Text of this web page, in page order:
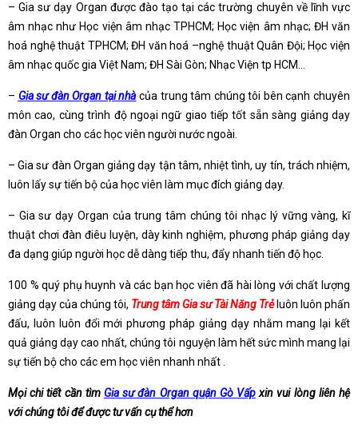
– Gia sư dạy Organ được đào tạo tại các trường chuyên về lĩnh vực
âm nhạc như Học viện âm nhạc TPHCM; Học viện âm nhạc; ĐH văn
hoá nghệ thuật TPHCM; ĐH văn hoá –nghệ thuật Quân Đội; Học viện
âm nhạc quốc gia Việt Nam; ĐH Sài Gòn; Nhạc Viện tp HCM…
– Gia sư đàn Organ tại nhà của trung tâm chúng tôi bên cạnh chuyên
môn cao, cùng trình độ ngoại ngữ giao tiếp tốt sẵn sàng giảng dạy
đàn Organ cho các học viên người nước ngoài.
– Gia sư đàn Organ giảng dạy tận tâm, nhiệt tình, uy tín, trách nhiệm,
luôn lấy sự tiến bộ của học viên làm mục đích giảng dạy.
– Gia sư dạy Organ của trung tâm chúng tôi nhạc lý vững vàng, kĩ
thuật chơi đàn điêu luyện, dày kinh nghiệm, phương pháp giảng dạy
đa dạng giúp người học dễ dàng tiếp thu, đẩy nhanh tiến độ học.
100 % quý phụ huynh và các bạn học viên đã hài lòng với chất lượng
giảng dạy của chúng tôi, Trung tâm Gia sư Tài Năng Trẻ luôn luôn phấn
đấu, luôn luôn đổi mới phương pháp giảng dạy nhằm mang lại kết
quả giảng dạy cao nhất, chúng tôi nguyện làm hết sức mình mang lại
sự tiến bộ cho các em học viên nhanh nhất .
Mọi chi tiết cần tìm Gia sư đàn Organ quận Gò Vấp xin vui lòng liên hệ
với chúng tôi để được tư vấn cụ thể hơn